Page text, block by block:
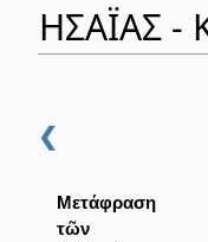
ΗΣΑΪΑΣ -
❮
Μετάφραση
τῶν